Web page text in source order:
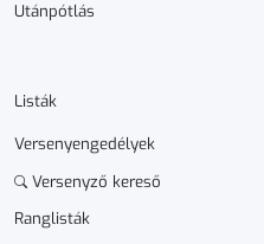
Utánpótlás
Listák
Versenyengedélyek
Versenyző kereső
Ranglisták